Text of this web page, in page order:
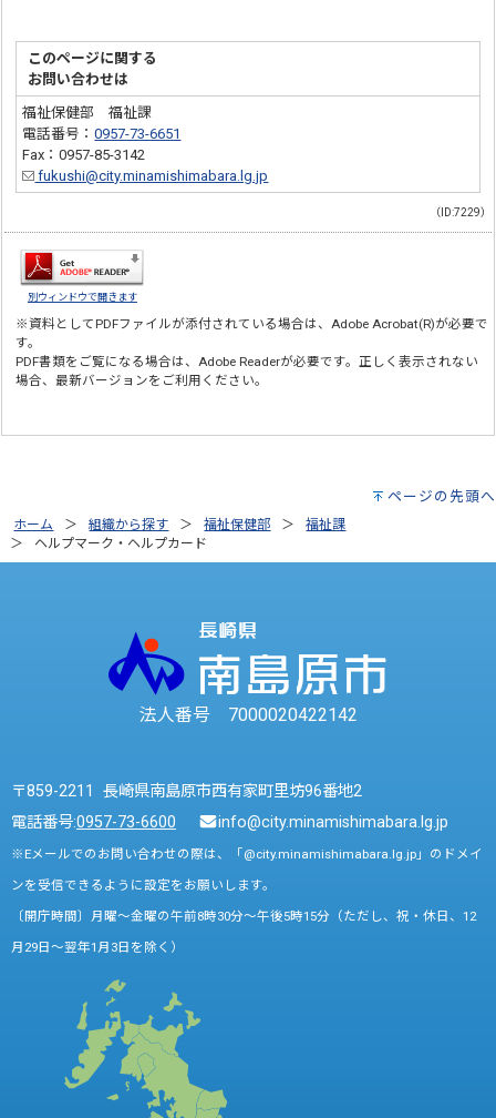
このページに関する
お問い合わせは
福祉保健部 福祉課
電話番号：0957-73-6651
Fax：0957-85-3142
fukushi@city.minamishimabara.lg.jp
（ID:7229）
別ウィンドウで開きます
※資料としてPDFファイルが添付されている場合は、Adobe Acrobat(R)が必要で
す。
PDF書類をご覧になる場合は、Adobe Readerが必要です。正しく表示されない
場合、最新バージョンをご利用ください。
ページの先頭へ
ホーム 組織から探す 福祉保健部
福祉課
ヘルプマーク・ヘルプカード
法人番号 7000020422142
〒859-2211 長崎県南島原市西有家町里坊96番地2
電話番号:0957-73-6600 info@city.minamishimabara.lg.jp
※Eメールでのお問い合わせの際は、「@city.minamishimabara.lg.jp」のドメイ
ンを受信できるように設定をお願いします。
〔開庁時間〕月曜～金曜の午前8時30分～午後5時15分（ただし、祝・休日、12
月29日～翌年1月3日を除く）